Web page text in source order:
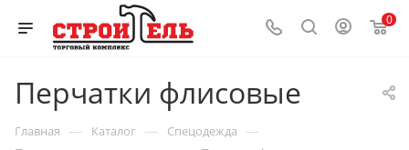
0
Перчатки флисовые
Главная — Каталог — Спецодежда —